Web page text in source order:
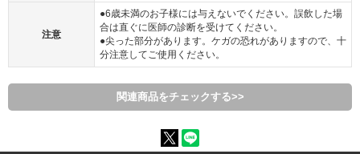
注意
●6歳未満のお子様には与えないでください。誤飲した場
合は直ぐに医師の診断を受けてください。
●尖った部分があります。ケガの恐れがありますので、十
分注意してご使用ください。
関連商品をチェックする>>